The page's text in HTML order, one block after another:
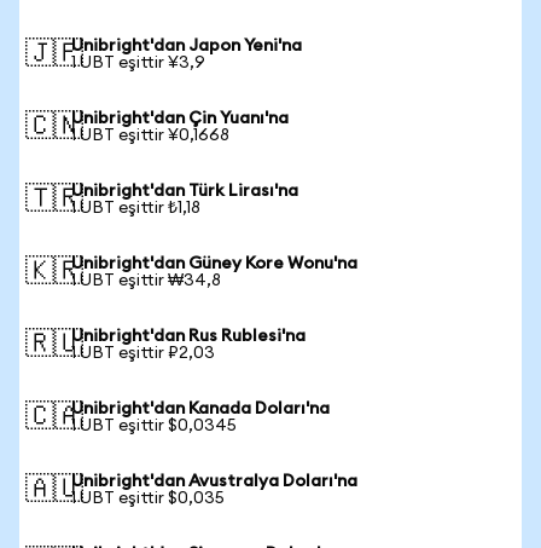
🇯🇵Unibright'dan Japon Yeni'na
1 UBT eşittir ¥3,9
🇨🇳Unibright'dan Çin Yuanı'na
1 UBT eşittir ¥0,1668
🇹🇷Unibright'dan Türk Lirası'na
1 UBT eşittir ₺1,18
🇰🇷Unibright'dan Güney Kore Wonu'na
1 UBT eşittir ₩34,8
🇷🇺Unibright'dan Rus Rublesi'na
1 UBT eşittir ₽2,03
🇨🇦Unibright'dan Kanada Doları'na
1 UBT eşittir $0,0345
🇦🇺Unibright'dan Avustralya Doları'na
1 UBT eşittir $0,035